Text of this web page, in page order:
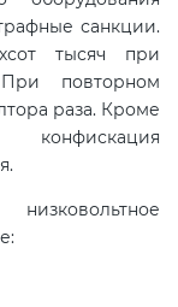
санкции.
тысяч при
повторном
раза. Кроме